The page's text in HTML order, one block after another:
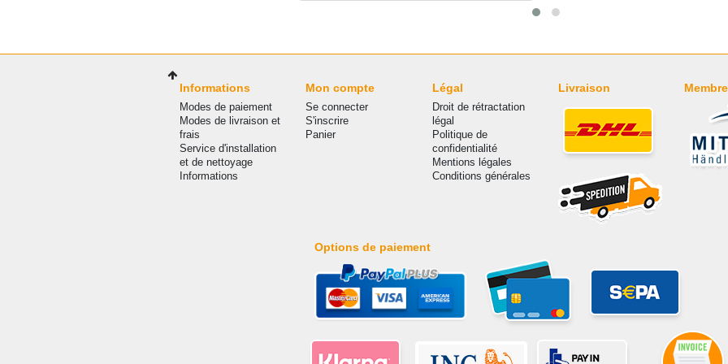
Informations
Modes de paiement
Modes de livraison et
frais
Service d'installation
et de nettoyage
Informations
Mon compte
Se connecter
S'inscrire
Panier
Légal
Droit de rétractation
légal
Politique de
confidentialité
Mentions légales
Conditions générales
Livraison
Options de paiement